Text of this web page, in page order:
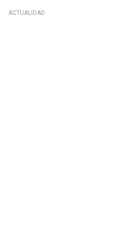
ACTUALIDAD